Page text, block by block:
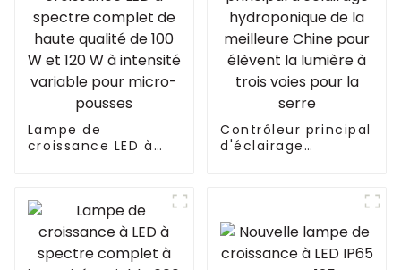
Lampe de
croissance LED à
intensité variable
pour micro-pousses
Contrôleur principal
d'éclairage
voies pour la serre